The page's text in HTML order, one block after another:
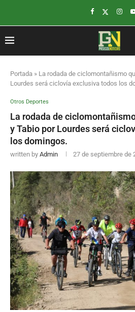
Portada » La rodada de ciclomontañismo
Lourdes será ciclovía exclusiva todos los
Otros Deportes
La rodada de
y Tabio por Lourdes será
los domingos.
written by Admin 27 de septiembre de